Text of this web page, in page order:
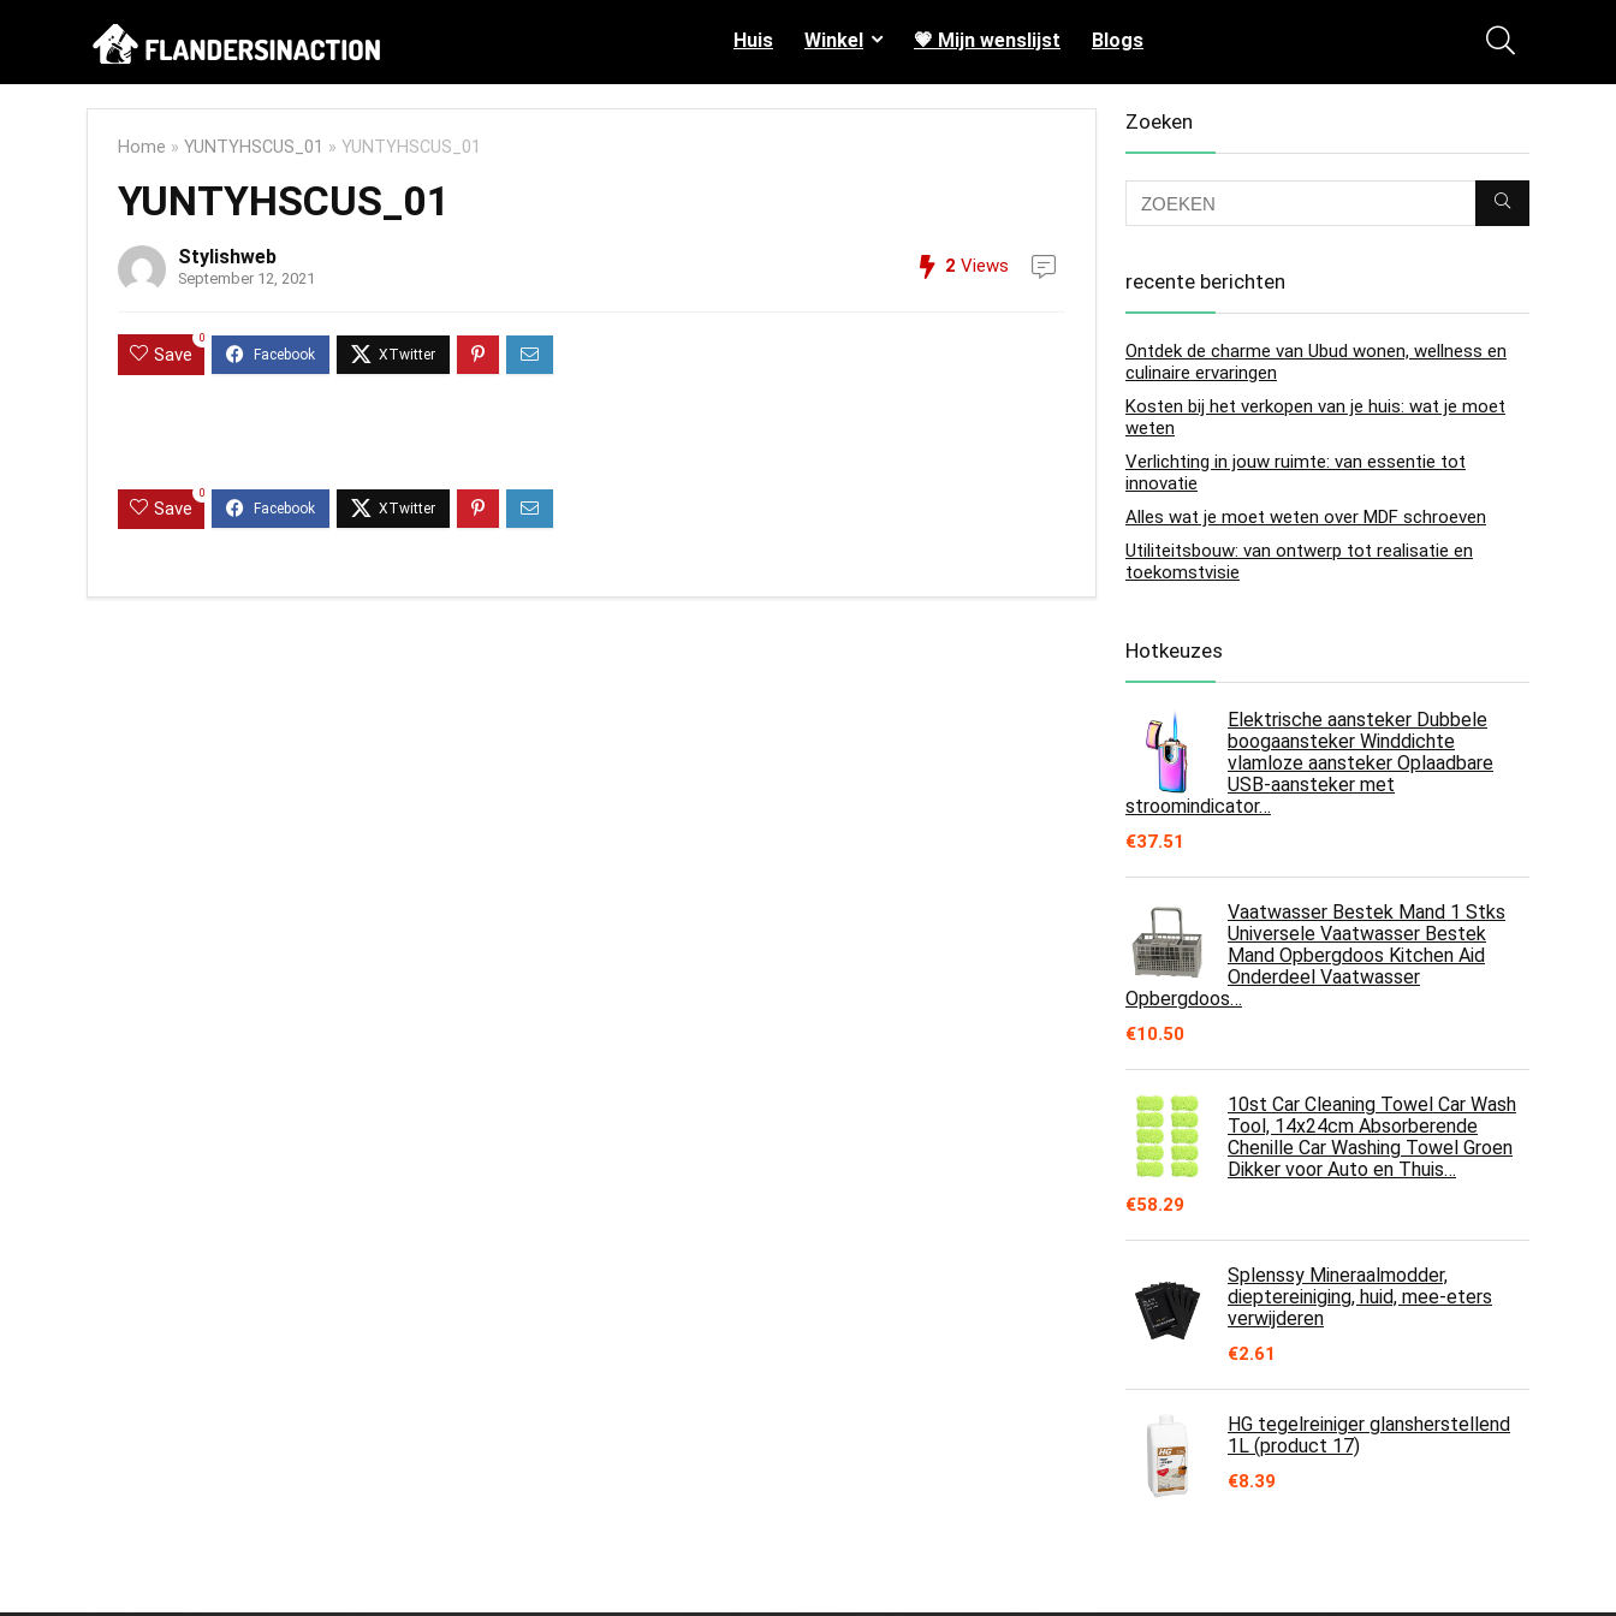
Huis Winkel 💗 Mijn wenslijst Blogs
Home » YUNTYHSCUS_01 » YUNTYHSCUS_01
YUNTYHSCUS_01
Stylishweb
September 12, 2021
2 Views
Save
0
Save
0
Zoeken
recente berichten
Ontdek de charme van Ubud wonen, wellness en
culinaire ervaringen
Kosten bij het verkopen van je huis: wat je moet
weten
Verlichting in jouw ruimte: van essentie tot
innovatie
Alles wat je moet weten over MDF schroeven
Utiliteitsbouw: van ontwerp tot realisatie en
toekomstvisie
Hotkeuzes
Elektrische aansteker Dubbele
boogaansteker Winddichte
vlamloze aansteker Oplaadbare
USB-aansteker met
stroomindicator…
€37.51
Vaatwasser Bestek Mand 1 Stks
Universele Vaatwasser Bestek
Mand Opbergdoos Kitchen Aid
Onderdeel Vaatwasser
Opbergdoos…
€10.50
10st Car Cleaning Towel Car Wash
Tool, 14x24cm Absorberende
Chenille Car Washing Towel Groen
Dikker voor Auto en Thuis…
€58.29
Splenssy Mineraalmodder,
dieptereiniging, huid, mee-eters
verwijderen
€2.61
HG tegelreiniger glansherstellend
1L (product 17)
€8.39